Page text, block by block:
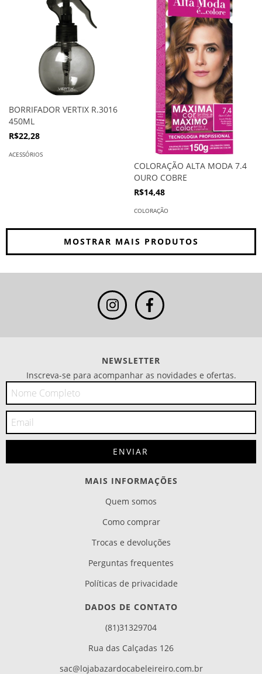
BORRIFADOR VERTIX R.3016
450ML
R$22,28
ACESSÓRIOS
COLORAÇÃO ALTA MODA 7.4
OURO COBRE
R$14,48
COLORAÇÃO
MOSTRAR MAIS PRODUTOS
NEWSLETTER
Inscreva-se para acompanhar as novidades e ofertas.
MAIS INFORMAÇÕES
Quem somos
Como comprar
Trocas e devoluções
Perguntas frequentes
Políticas de privacidade
DADOS DE CONTATO
(81)31329704
Rua das Calçadas 126
sac@lojabazardocabeleireiro.com.br